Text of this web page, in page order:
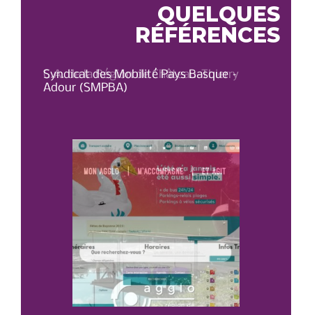
QUELQUES
RÉFÉRENCES
C.A. de la Région de Château-Thierry
Syndicat des Mobilité Pays Basque –
Adour (SMPBA)